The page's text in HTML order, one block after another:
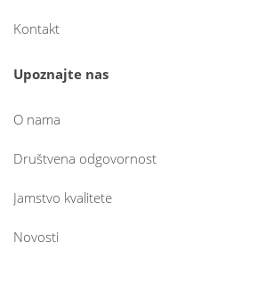
Kontakt
Upoznajte nas
O nama
Društvena odgovornost
Jamstvo kvalitete
Novosti